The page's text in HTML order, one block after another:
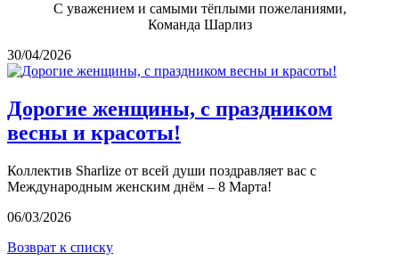
С уважением и самыми тёплыми пожеланиями,
Команда Шарлиз
30/04/2026
Дорогие женщины, с праздником
весны и красоты!
Коллектив Sharlize от всей души поздравляет вас с
Международным женским днём – 8 Марта!
06/03/2026
Возврат к списку